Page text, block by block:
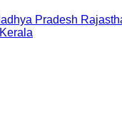
Pradesh
Kerala